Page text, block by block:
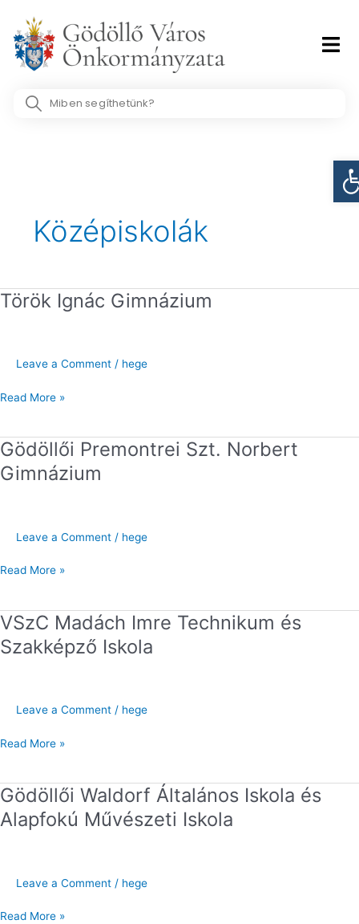
content
Search
Középiskolák
Török Ignác Gimnázium
Leave a Comment / hege
Török
Read More »
Gödöllői Premontrei Szt. Norbert
Gimnázium
Leave a Comment / hege
Gödöllői
Premontrei
Szt.
Read More »
VSzC Madách Imre Technikum és
Szakképző Iskola
Leave a Comment / hege
VSzC
Madách
Imre
Szakképző
Read More »
Gödöllői Waldorf Általános Iskola és
Alapfokú Művészeti Iskola
Leave a Comment / hege
Gödöllői
Waldorf
Általános
Alapfokú
Iskola
Read More »